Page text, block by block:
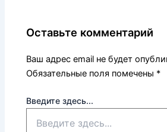
Оставьте комментарий
Ваш адрес email не будет
Обязательные поля помечены *
Введите здесь...